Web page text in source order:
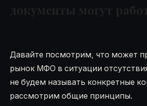
документы могут
Давайте посмотрим, что может
рынок МФО в ситуации
не будем называть конкретные
рассмотрим общие принципы.